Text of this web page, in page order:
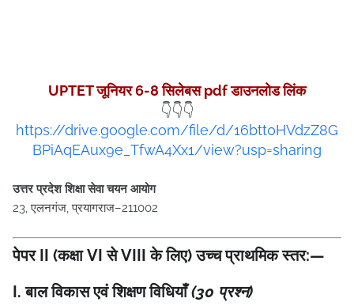
UPTET जूनियर 6-8 सिलेबस pdf डाउनलोड लिंक
👇👇👇
https://drive.google.com/file/d/16btt0HVdzZ8G
BPiAqEAux9e_TfwA4Xx1/view?usp=sharing
उत्तर प्रदेश शिक्षा सेवा चयन आयोग
23, एलनगंज, प्रयागराज–211002
पेपर II (कक्षा VI से VIII के लिए) उच्च प्राथमिक स्तर:—
I. बाल विकास एवं शिक्षण विधियाँ (30 प्रश्न)